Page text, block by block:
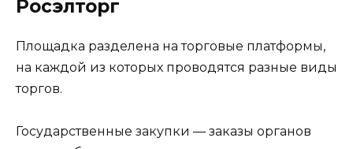
Росэлторг
Площадка разделена на торговые платформы,
на каждой из которых проводятся разные виды
торгов.
Государственные закупки — заказы органов